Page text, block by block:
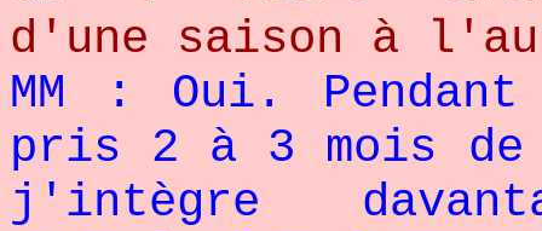
d'une saison à
MM : Oui.
pris 2 à 3 mois
j'intègre